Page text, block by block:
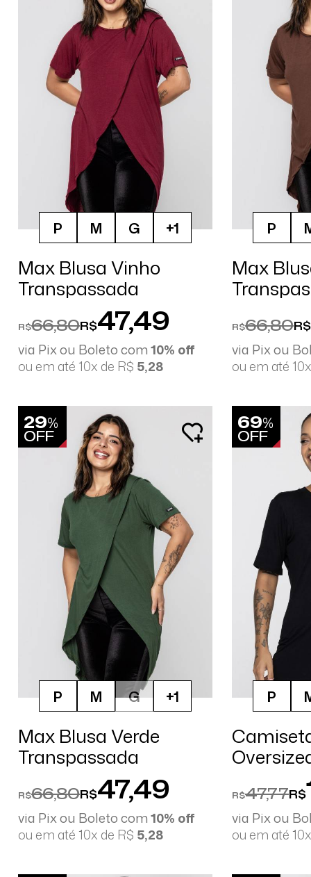
P M G +1
Max Blusa Vinho
Transpassada
R$66,80R$47,49
via Pix ou Boleto com10% off
ou em até 10x de R$ 5,28
P
Max
R$66,80R$
via Pix ou
ou em até
29%
OFF
P M G +1
Max Blusa Verde
Transpassada
R$66,80R$47,49
via Pix ou Boleto com10% off
ou em até 10x de R$ 5,28
69%
OFF
P
R$47,77R$
via Pix ou
ou em até